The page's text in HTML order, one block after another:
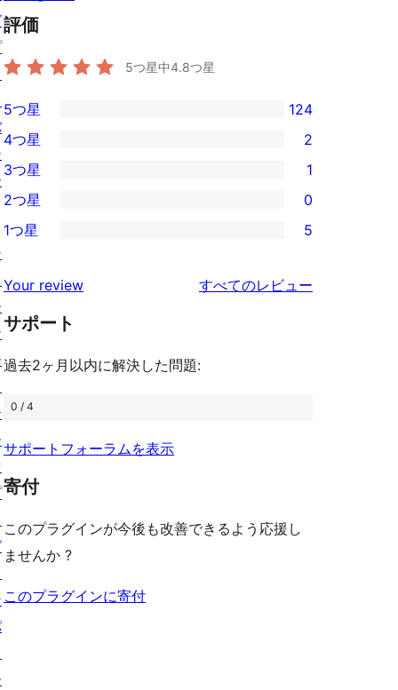
評価
5つ星中4.8つ星
124
5-
星
レ
ビ
ー
5つ星 124
4-
星
レ
ュ
ー
4つ星 2
1
3-
星
ビ
ュ
3つ星 1
2-
レ
ビ
ー
2つ星 0
星
レ
ュ
ー
1つ星 5
Your review すべてのレビュー
サポート
過去2ヶ月以内に解決した問題:
0 / 4
サポートフォーラムを表示
寄付
このプラグインが今後も改善できるよう応援し
ませんか ?
このプラグインに寄付